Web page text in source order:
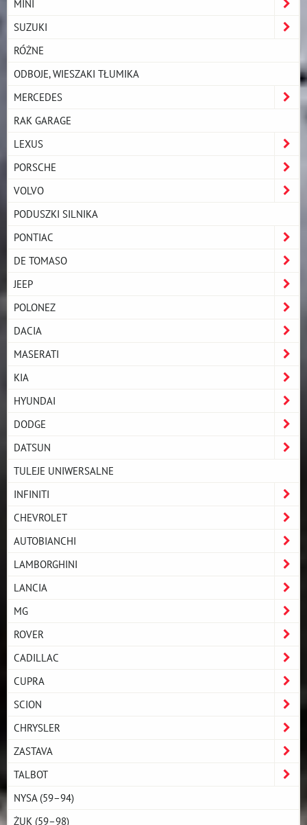
MINI
SUZUKI
RÓŻNE
ODBOJE, WIESZAKI TŁUMIKA
MERCEDES
RAK GARAGE
LEXUS
PORSCHE
VOLVO
PODUSZKI SILNIKA
PONTIAC
DE TOMASO
JEEP
POLONEZ
DACIA
MASERATI
KIA
HYUNDAI
DODGE
DATSUN
TULEJE UNIWERSALNE
INFINITI
CHEVROLET
AUTOBIANCHI
LAMBORGHINI
LANCIA
MG
ROVER
CADILLAC
CUPRA
SCION
CHRYSLER
ZASTAVA
TALBOT
NYSA (59–94)
ŻUK (59–98)